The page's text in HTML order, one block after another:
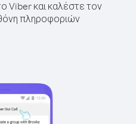
Viber και καλέστε τον
πληροφοριών